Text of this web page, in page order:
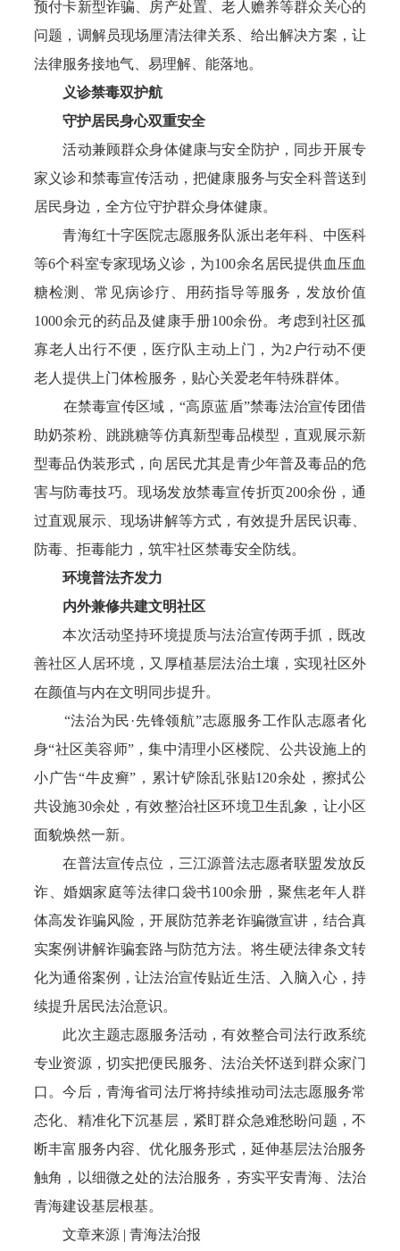
预付卡新型诈骗、房产处置、老人赡养等群众关心的
问题，调解员现场厘清法律关系、给出解决方案，让
法律服务接地气、易理解、能落地。
义诊禁毒双护航
守护居民身心双重安全
活动兼顾群众身体健康与安全防护，同步开展专
家义诊和禁毒宣传活动，把健康服务与安全科普送到
居民身边，全方位守护群众身体健康。
青海红十字医院志愿服务队派出老年科、中医科
等6个科室专家现场义诊，为100余名居民提供血压血
糖检测、常见病诊疗、用药指导等服务，发放价值
1000余元的药品及健康手册100余份。考虑到社区孤
寡老人出行不便，医疗队主动上门，为2户行动不便
老人提供上门体检服务，贴心关爱老年特殊群体。
在禁毒宣传区域，“高原蓝盾”禁毒法治宣传团借
助奶茶粉、跳跳糖等仿真新型毒品模型，直观展示新
型毒品伪装形式，向居民尤其是青少年普及毒品的危
害与防毒技巧。现场发放禁毒宣传折页200余份，通
过直观展示、现场讲解等方式，有效提升居民识毒、
防毒、拒毒能力，筑牢社区禁毒安全防线。
环境普法齐发力
内外兼修共建文明社区
本次活动坚持环境提质与法治宣传两手抓，既改
善社区人居环境，又厚植基层法治土壤，实现社区外
在颜值与内在文明同步提升。
“法治为民·先锋领航”志愿服务工作队志愿者化
身“社区美容师”，集中清理小区楼院、公共设施上的
小广告“牛皮癣”，累计铲除乱张贴120余处，擦拭公
共设施30余处，有效整治社区环境卫生乱象，让小区
面貌焕然一新。
在普法宣传点位，三江源普法志愿者联盟发放反
诈、婚姻家庭等法律口袋书100余册，聚焦老年人群
体高发诈骗风险，开展防范养老诈骗微宣讲，结合真
实案例讲解诈骗套路与防范方法。将生硬法律条文转
化为通俗案例，让法治宣传贴近生活、入脑入心，持
续提升居民法治意识。
此次主题志愿服务活动，有效整合司法行政系统
专业资源，切实把便民服务、法治关怀送到群众家门
口。今后，青海省司法厅将持续推动司法志愿服务常
态化、精准化下沉基层，紧盯群众急难愁盼问题，不
断丰富服务内容、优化服务形式，延伸基层法治服务
触角，以细微之处的法治服务，夯实平安青海、法治
青海建设基层根基。
文章来源 | 青海法治报